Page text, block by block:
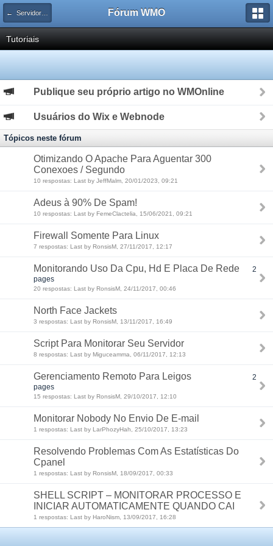
← Servidores Linux Fórum WMO
Tutoriais
Publique seu próprio artigo no WMOnline
Usuários do Wix e Webnode
Tópicos neste fórum
Otimizando O Apache Para Aguentar 300
Conexoes / Segundo
10 respostas: Last by JeffMalm, 20/01/2023, 09:21
Adeus à 90% De Spam!
10 respostas: Last by FemeClactelia, 15/06/2021, 09:21
Firewall Somente Para Linux
7 respostas: Last by RonsisM, 27/11/2017, 12:17
Monitorando Uso Da Cpu, Hd E Placa De Rede
2
pages
20 respostas: Last by RonsisM, 24/11/2017, 00:46
North Face Jackets
3 respostas: Last by RonsisM, 13/11/2017, 16:49
Script Para Monitorar Seu Servidor
8 respostas: Last by Miguceamma, 06/11/2017, 12:13
Gerenciamento Remoto Para Leigos
2
pages
15 respostas: Last by RonsisM, 29/10/2017, 12:10
Monitorar Nobody No Envio De E-mail
1 respostas: Last by LarPhozyHah, 25/10/2017, 13:23
Resolvendo Problemas Com As Estatísticas Do
Cpanel
1 respostas: Last by RonsisM, 18/09/2017, 00:33
SHELL SCRIPT – MONITORAR PROCESSO E
INICIAR AUTOMATICAMENTE QUANDO CAI
1 respostas: Last by HaroNism, 13/09/2017, 16:28